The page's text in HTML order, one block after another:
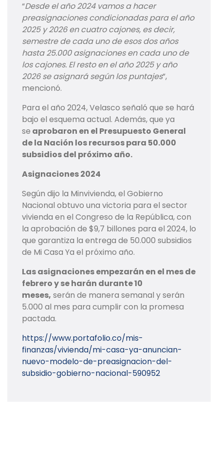
“Desde el año 2024 vamos a hacer
preasignaciones condicionadas para el año
2025 y 2026 en cuatro cajones, es decir,
semestre de cada uno de esos dos años
hasta 25.000 asignaciones en cada uno de
los cajones. El resto en el año 2025 y año
2026 se asignará según los puntajes”,
mencionó.
Para el año 2024, Velasco señaló que se hará
bajo el esquema actual. Además, que ya
se aprobaron en el Presupuesto General
de la Nación los recursos para 50.000
subsidios del próximo año.
Asignaciones 2024
Según dijo la Minvivienda, el Gobierno
Nacional obtuvo una victoria para el sector
vivienda en el Congreso de la República, con
la aprobación de $9,7 billones para el 2024, lo
que garantiza la entrega de 50.000 subsidios
de Mi Casa Ya el próximo año.
Las asignaciones empezarán en el mes de
febrero y se harán durante 10
meses, serán de manera semanal y serán
5.000 al mes para cumplir con la promesa
pactada.
https://www.portafolio.co/mis-
finanzas/vivienda/mi-casa-ya-anuncian-
nuevo-modelo-de-preasignacion-del-
subsidio-gobierno-nacional-590952